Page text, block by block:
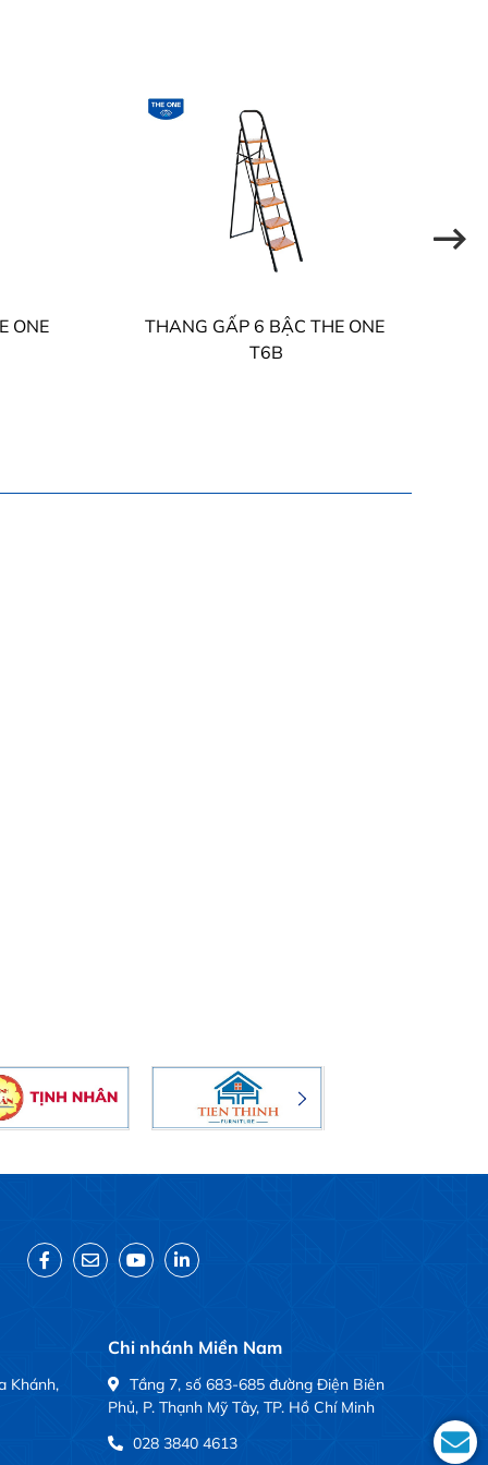
ONE
THANG GẤP 6 BẬC THE ONE
T6B
Khánh,
Chi nhánh Miền Nam
Tầng 7, số 683-685 đường Điện Biên
Phủ, P. Thạnh Mỹ Tây, TP. Hồ Chí Minh
028 3840 4613